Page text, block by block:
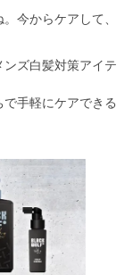
今からケアして、
ズ白髪対策アイテ
手軽にケアできる